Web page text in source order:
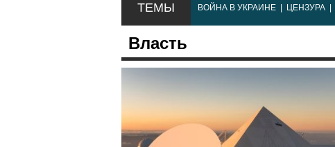
ТЕМЫ ВОЙНА В УКРАИНЕ ЦЕНЗУРА
Власть